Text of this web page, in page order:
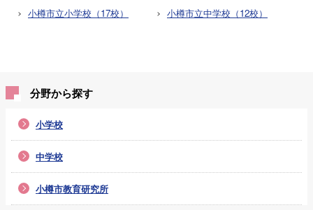
小樽市立小学校（17校） 小樽市立中学校（12校）
分野から探す
小学校
中学校
小樽市教育研究所